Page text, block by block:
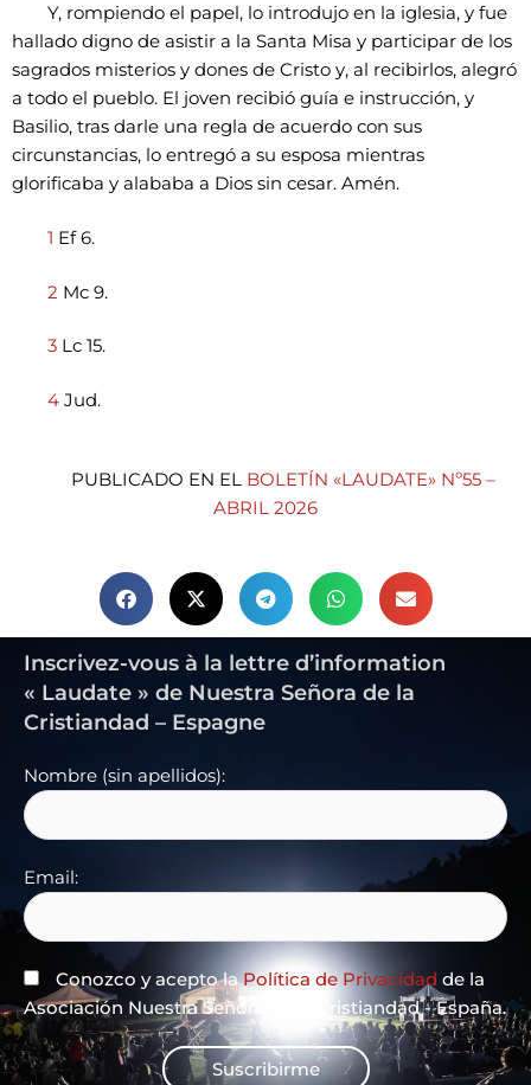
Y, rompiendo el papel, lo introdujo en la iglesia, y fue
hallado digno de asistir a la Santa Misa y participar de los
sagrados misterios y dones de Cristo y, al recibirlos, alegró
a todo el pueblo. El joven recibió guía e instrucción, y
Basilio, tras darle una regla de acuerdo con sus
circunstancias, lo entregó a su esposa mientras
glorificaba y alababa a Dios sin cesar. Amén.
1 Ef 6.
2 Mc 9.
3 Lc 15.
4 Jud.
PUBLICADO EN EL BOLETÍN «LAUDATE» Nº55 –
ABRIL 2026
Inscrivez-vous à la lettre d’information
« Laudate » de Nuestra Señora de la
Cristiandad – Espagne
Nombre (sin apellidos):
Email:
Conozco y acepto laPolítica de Privacidad de la
Asociación Nuestra Señora de la Cristiandad - España.
Suscribirme